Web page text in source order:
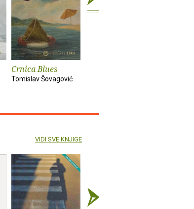
Crnica Blues
Tomislav Šovagović
VIDI SVE KNJIGE